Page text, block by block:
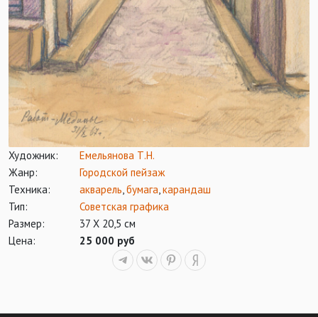
Художник:
Емельянова Т.Н.
Жанр:
Городской пейзаж
Техника:
акварель,бумага,карандаш
Тип:
Советская графика
Размер:
37 Х 20,5 см
Цена:
25 000 руб